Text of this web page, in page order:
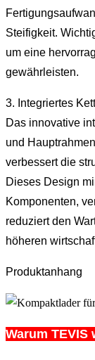
Steifigkeit.
um eine
gewährleisten.
3. Integriertes
Das innovative
und
verbessert die
Dieses Design
Komponenten,
reduziert den
höheren
Produktanhang
Warum TEVIS